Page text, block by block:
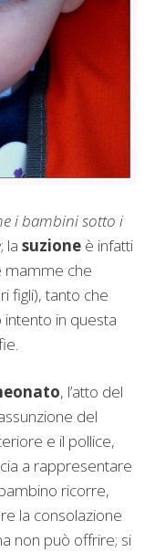
i bambini sotto i
; la suzione è infatti
mamme che
figli), tanto che
in questa
, l’atto del
del
e il pollice,
a rappresentare
ricorre,
la consolazione
non può offrire; si